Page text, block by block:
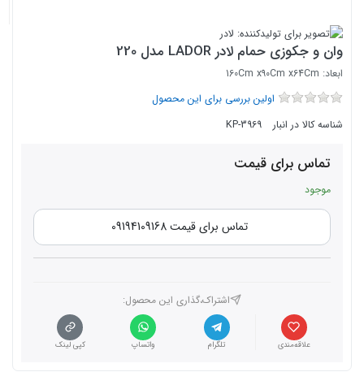
وان و جکوزی حمام لادر LADOR مدل 220
ابعاد: 160Cm x۹۰Cm x64Cm
اولین بررسی برای این محصول
شناسه کالا در انبار
KP-3969
تماس برای قیمت
موجود
تماس برای قیمت 09194109168
اشتراک،گذاری این محصول‌:
علاقه‌مندی تلگرام واتساپ کپی لینک